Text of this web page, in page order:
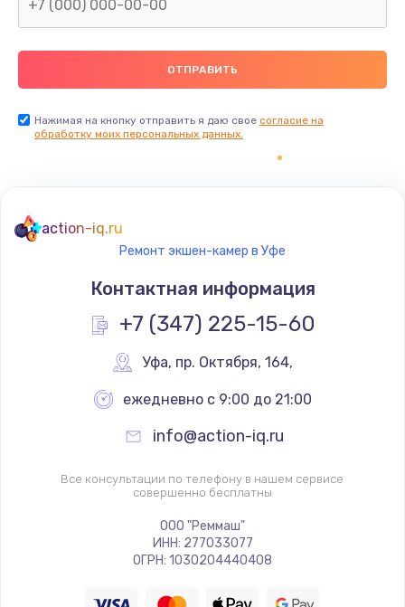
Заказать
Прошивка / разблокировка
Замена термостата
1200 руб.
Заказать
Замена реле
700 руб.
Заказать
Замена ТЭНа
Нажимая на кнопку отправить я даю свое согласие на
обработку моих персональных данных.
action-iq.ru
Ремонт экшен-камер в Уфе
Контактная информация
+7 (347) 225-15-60
Уфа, пр. Октября, 164,
ежедневно с 9:00 до 21:00
info@action-iq.ru
Все консультации по телефону в нашем сервисе
совершенно бесплатны
ООО "Реммаш"
ИНН: 277033077
ОГРН: 1030204440408